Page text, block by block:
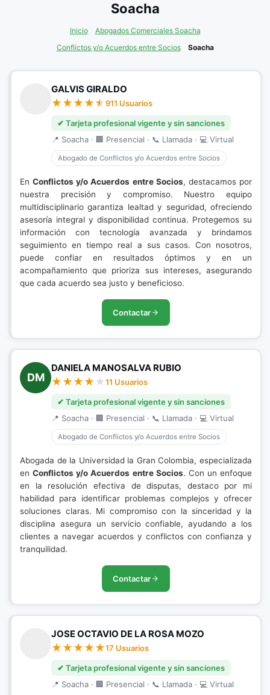
Soacha
Inicio
Abogados Comerciales Soacha
Conflictos y/o Acuerdos entre Socios
Soacha
GALVIS GIRALDO
911 Usuarios
✔ Tarjeta profesional vigente y sin sanciones
📍 Soacha · 🏢 Presencial · 📞 Llamada · 💻 Virtual
Abogado de Conflictos y/o Acuerdos entre Socios
EnConflictos y/o Acuerdos entre Socios, destacamos por
nuestra precisión y compromiso. Nuestro equipo
multidisciplinario garantiza lealtad y seguridad, ofreciendo
asesoría integral y disponibilidad continua. Protegemos su
información con tecnología avanzada y brindamos
seguimiento en tiempo real a sus casos. Con nosotros,
puede confiar en resultados óptimos y en un
acompañamiento que prioriza sus intereses, asegurando
que cada acuerdo sea justo y beneficioso.
Contactar
DM
DANIELA MANOSALVA RUBIO
11 Usuarios
✔ Tarjeta profesional vigente y sin sanciones
📍 Soacha · 🏢 Presencial · 📞 Llamada · 💻 Virtual
Abogado de Conflictos y/o Acuerdos entre Socios
Abogada de la Universidad la Gran Colombia, especializada
enConflictos y/o Acuerdos entre Socios. Con un enfoque
en la resolución efectiva de disputas, destaco por mi
habilidad para identificar problemas complejos y ofrecer
soluciones claras. Mi compromiso con la sinceridad y la
disciplina asegura un servicio confiable, ayudando a los
clientes a navegar acuerdos y conflictos con confianza y
tranquilidad.
Contactar
JOSE OCTAVIO DE LA ROSA MOZO
17 Usuarios
✔ Tarjeta profesional vigente y sin sanciones
📍 Soacha · 🏢 Presencial · 📞 Llamada · 💻 Virtual